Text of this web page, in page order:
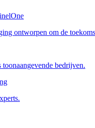
ontworpen om de
bedrijven.